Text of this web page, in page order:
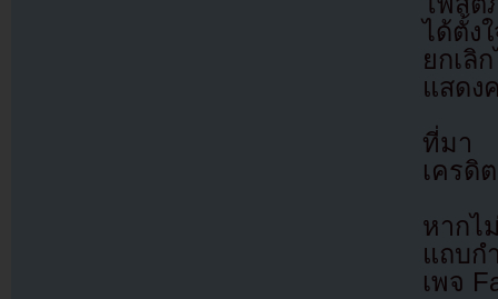
ได้ตั้ง
ยกเลิ
แสดง
ที่มา
เครดิ
หากไ
แถบก
เพจ